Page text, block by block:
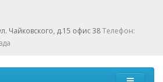
Чайковского, д.15 офис 38Телефон: